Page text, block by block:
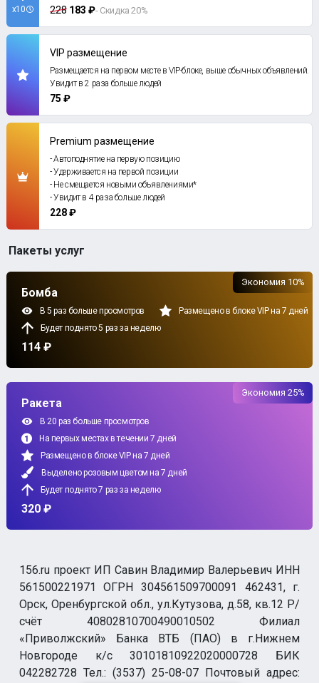
x10
228 183 ₽- Скидка 20%
VIP размещение
Размещается на первом месте в VIP-блоке, выше обычных объявлений.
Увидит в 2 раза больше людей
75 ₽
Premium размещение
- Автоподнятие на первую позицию
- Удерживается на первой позиции
- Не смещается новыми объявлениями*
- Увидит в 4 раза больше людей
228 ₽
Пакеты услуг
Бомба
В 5 раз больше просмотров
Размещено в блоке VIP на 7 дней
Будет поднято 5 раз за неделю
114 ₽
Экономия 10%
Ракета
В 20 раз больше просмотров
На первых местах в течении 7 дней
Размещено в блоке VIP на 7 дней
Выделено розовым цветом на 7 дней
Будет поднято 7 раз за неделю
320 ₽
Экономия 25%
156.ru проект ИП Савин Владимир Валерьевич ИНН
561500221971 ОГРН 304561509700091 462431, г.
Орск, Оренбургской обл., ул.Кутузова, д.58, кв.12 Р/
счёт 40802810700490010502 Филиал
«Приволжский» Банка ВТБ (ПАО) в г.Нижнем
Новгороде к/с 30101810922020000728 БИК
042282728 Тел.: (3537) 25-08-07 Почтовый адрес: